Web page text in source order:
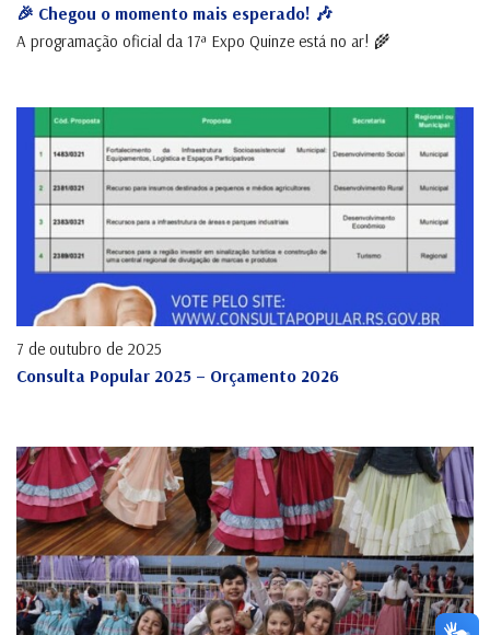
🎉 Chegou o momento mais esperado! 🎶
A programação oficial da 17ª Expo Quinze está no ar! 🌾
7 de outubro de 2025
Consulta Popular 2025 – Orçamento 2026